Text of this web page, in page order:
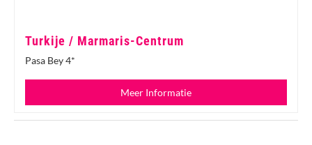
Turkije / Marmaris-Centrum
Pasa Bey 4*
Meer Informatie